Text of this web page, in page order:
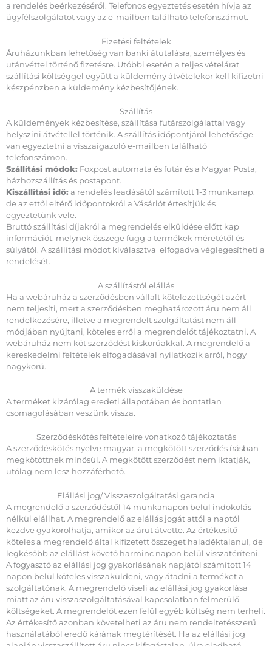
a rendelés beérkezéséről. Telefonos egyeztetés esetén hívja az
ügyfélszolgálatot vagy az e-mailben található telefonszámot.
Fizetési feltételek
Áruházunkban lehetőség van banki átutalásra, személyes és
utánvéttel történő fizetésre. Utóbbi esetén a teljes vételárat
szállítási költséggel együtt a küldemény átvételekor kell kifizetni
készpénzben a küldemény kézbesítőjének.
Szállítás
A küldemények kézbesítése, szállítása futárszolgálattal vagy
helyszíni átvétellel történik. A szállítás időpontjáról lehetősége
van egyeztetni a visszaigazoló e-mailben található
telefonszámon.
Szállítási módok: Foxpost automata és futár és a Magyar Posta,
házhozszállítás és postapont.
Kiszállítási idő: a rendelés leadásától számított 1-3 munkanap,
de az ettől eltérő időpontokról a Vásárlót értesítjük és
egyeztetünk vele.
Bruttó szállítási díjakról a megrendelés elküldése előtt kap
információt, melynek összege függ a termékek méretétől és
súlyától. A szállítási módot kiválasztva elfogadva véglegesítheti a
rendelését.
A szállítástól elállás
Ha a webáruház a szerződésben vállalt kötelezettségét azért
nem teljesíti, mert a szerződésben meghatározott áru nem áll
rendelkezésére, illetve a megrendelt szolgáltatást nem áll
módjában nyújtani, köteles erről a megrendelőt tájékoztatni. A
webáruház nem köt szerződést kiskorúakkal. A megrendelő a
kereskedelmi feltételek elfogadásával nyilatkozik arról, hogy
nagykorú.
A termék visszaküldése
A terméket kizárólag eredeti állapotában és bontatlan
csomagolásában veszünk vissza.
Szerződéskötés feltételeire vonatkozó tájékoztatás
A szerződéskötés nyelve magyar, a megkötött szerződés írásban
megkötöttnek minősül. A megkötött szerződést nem iktatják,
utólag nem lesz hozzáférhető.
Elállási jog/ Visszaszolgáltatási garancia
A megrendelő a szerződéstől 14 munkanapon belül indokolás
nélkül elállhat. A megrendelő az elállás jogát attól a naptól
kezdve gyakorolhatja, amikor az árut átvette. Az értékesítő
köteles a megrendelő által kifizetett összeget haladéktalanul, de
legkésőbb az elállást követő harminc napon belül visszatéríteni.
A fogyasztó az elállási jog gyakorlásának napjától számított 14
napon belül köteles visszaküldeni, vagy átadni a terméket a
szolgáltatónak. A megrendelő viseli az elállási jog gyakorlása
miatt az áru visszaszolgáltatásával kapcsolatban felmerülő
költségeket. A megrendelőt ezen felül egyéb költség nem terheli.
Az értékesítő azonban követelheti az áru nem rendeltetésszerű
használatából eredő kárának megtérítését. Ha az elállási jog